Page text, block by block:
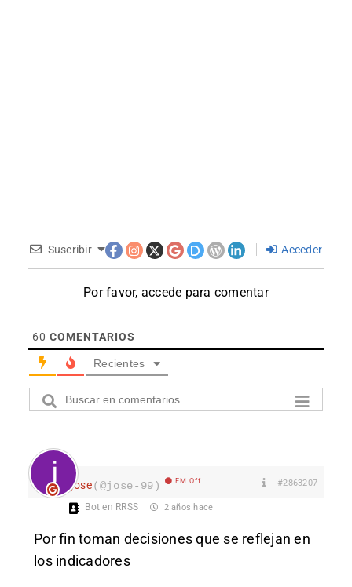
Suscribir Acceder
Por favor, accede para comentar
60 COMENTARIOS
Recientes
jose(@jose-99) EM Off #2863207
Bot en RRSS 2 años hace
Por fin toman decisiones que se reflejan en
los indicadores